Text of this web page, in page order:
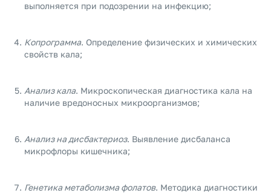
выполняется при подозрении на инфекцию;
Копрограмма. Определение физических и химических
свойств кала;
Анализ кала. Микроскопическая диагностика кала на
наличие вредоносных микроорганизмов;
Анализ на дисбактериоз. Выявление дисбаланса
микрофлоры кишечника;
Генетика метаболизма фолатов. Методика диагностики